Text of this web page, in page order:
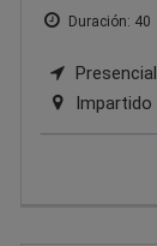
Duración: 40
Presencial
Impartido